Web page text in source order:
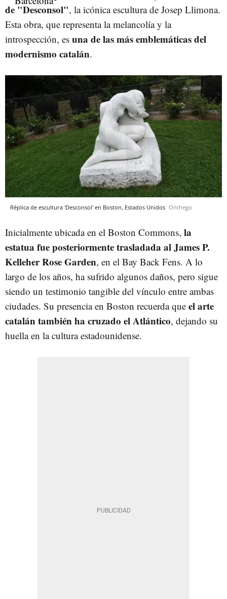
de "Desconsol", la icónica escultura de Josep Llimona.
Esta obra, que representa la melancolía y la
introspección, es una de las más emblemáticas del
modernismo catalán.
Réplica de escultura 'Desconsol' en Boston, Estados Unidos Onthego
Inicialmente ubicada en el Boston Commons, la
estatua fue posteriormente trasladada al James P.
Kelleher Rose Garden, en el Bay Back Fens. A lo
largo de los años, ha sufrido algunos daños, pero sigue
siendo un testimonio tangible del vínculo entre ambas
ciudades. Su presencia en Boston recuerda que el arte
catalán también ha cruzado el Atlántico, dejando su
huella en la cultura estadounidense.